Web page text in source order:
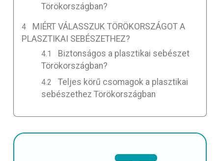
Törökországban?
MIÉRT VÁLASSZUK TÖRÖKORSZÁGOT A
PLASZTIKAI SEBÉSZETHEZ?
Biztonságos a plasztikai sebészet
Törökországban?
Teljes körű csomagok a plasztikai
sebészethez Törökországban